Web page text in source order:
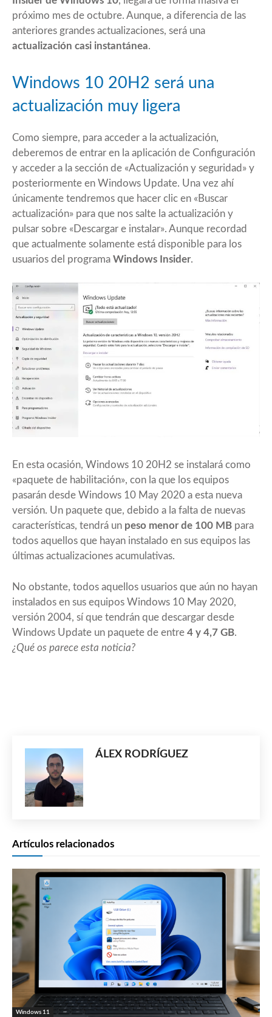
próximo mes de octubre. Aunque, a diferencia de las
anteriores grandes actualizaciones, será una
actualización casi instantánea.
Windows 10 20H2 será una
actualización muy ligera
Como siempre, para acceder a la actualización,
deberemos de entrar en la aplicación de Configuración
y acceder a la sección de «Actualización y seguridad» y
posteriormente en Windows Update. Una vez ahí
únicamente tendremos que hacer clic en «Buscar
actualización» para que nos salte la actualización y
pulsar sobre «Descargar e instalar». Aunque recordad
que actualmente solamente está disponible para los
usuarios del programa Windows Insider.
En esta ocasión, Windows 10 20H2 se instalará como
«paquete de habilitación», con la que los equipos
pasarán desde Windows 10 May 2020 a esta nueva
versión. Un paquete que, debido a la falta de nuevas
características, tendrá un peso menor de 100 MB para
todos aquellos que hayan instalado en sus equipos las
últimas actualizaciones acumulativas.
No obstante, todos aquellos usuarios que aún no hayan
instalados en sus equipos Windows 10 May 2020,
versión 2004, sí que tendrán que descargar desde
Windows Update un paquete de entre 4 y 4,7 GB.
¿Qué os parece esta noticia?
ÁLEX RODRÍGUEZ
Artículos relacionados
Windows 11